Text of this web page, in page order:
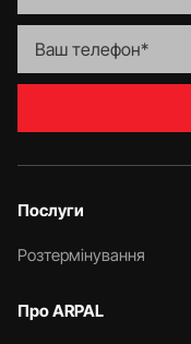
Послуги
Розтермінування
Про ARPAL